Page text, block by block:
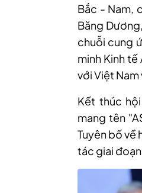
Bắc - Nam,
Băng
chuỗi cung
minh Kinh
với Việt
Kết thúc
mang tên
Tuyên bố về
tác giai